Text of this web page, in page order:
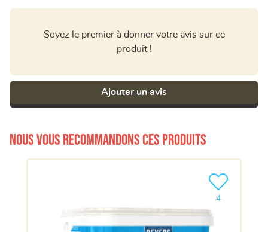
Soyez le premier à donner votre avis sur ce
produit !
Ajouter un avis
Nous vous recommandons ces produits
4
Ajouter le